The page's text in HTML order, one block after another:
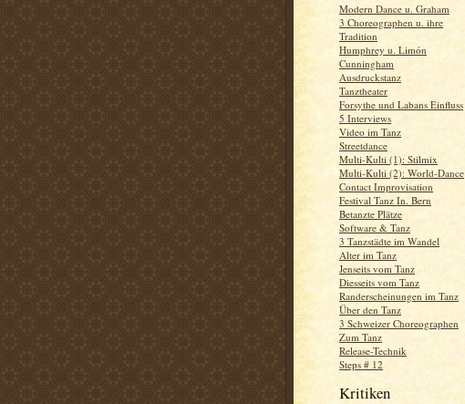
Modern Dance u. Graham
3 Choreographen u. ihre
Tradition
Humphrey u. Limón
Cunningham
Ausdruckstanz
Tanztheater
Forsythe und Labans Einfluss
5 Interviews
Video im Tanz
Streetdance
Multi-Kulti (1): Stilmix
Multi-Kulti (2): World-Dance
Contact Improvisation
Festival Tanz In. Bern
Betanzte Plätze
Software & Tanz
3 Tanzstädte im Wandel
Alter im Tanz
Jenseits vom Tanz
Diesseits vom Tanz
Randerscheinungen im Tanz
Über den Tanz
3 Schweizer Choreographen
Zum Tanz
Release-Technik
Steps # 12
Kritiken